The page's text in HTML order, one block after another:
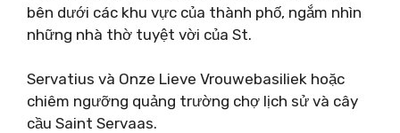
bên dưới các khu vực của thành phố, ngắm nhìn
những nhà thờ tuyệt vời của St.
Servatius và Onze Lieve Vrouwebasiliek hoặc
chiêm ngưỡng quảng trường chợ lịch sử và cây
cầu Saint Servaas.